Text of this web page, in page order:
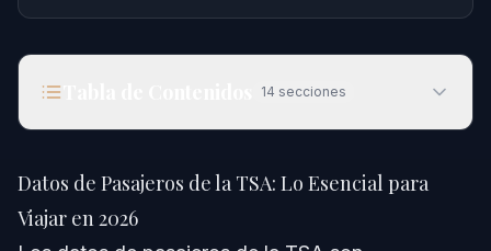
14 secciones
Viajar en 2026
Respuesta Rápida
Datos de Pasajeros de la TSA: Lo Esencial para
Viajar en 2026